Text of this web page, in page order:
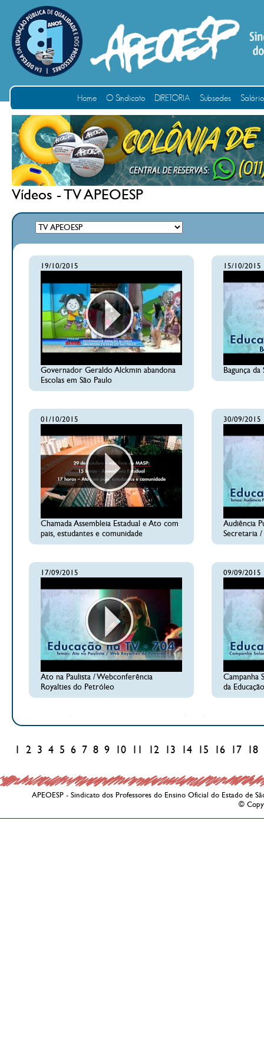
Home O Sindicato DIRETORIA Subsedes
Vídeos - TV APEOESP
19/10/2015
Governador Geraldo Alckmin abandona
Escolas em São Paulo
15/10/2015
Bagunça da
01/10/2015
Chamada Assembleia Estadual e Ato com
pais, estudantes e comunidade
30/09/2015
Audiência
Secretaria
17/09/2015
Ato na Paulista / Webconferência
Royalties do Petróleo
09/09/2015
Campanha
da
2 3 4 5 6 7 8 9 10 12 13 14 15 16 17 18
APEOESP - Sindicato dos Professores do Ensino Oficial do Estado de
©